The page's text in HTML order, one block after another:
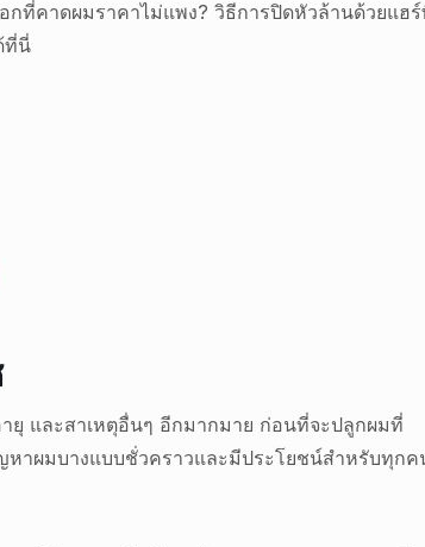
ที่คาดผมราคาไม่แพง? วิธีการปิดหัวล้านด้วยแฮ
ที่นี่
ยุ และสาเหตุอื่นๆ อีกมากมาย ก่อนที่จะปลูกผมที่
าผมบางแบบชั่วคราวและมีประโยชน์สำหรับทุกค